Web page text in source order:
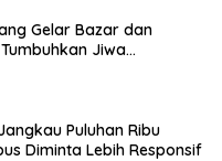
Gelar Bazar dan
Jiwa
Puluhan Ribu
Diminta Lebih Responsif